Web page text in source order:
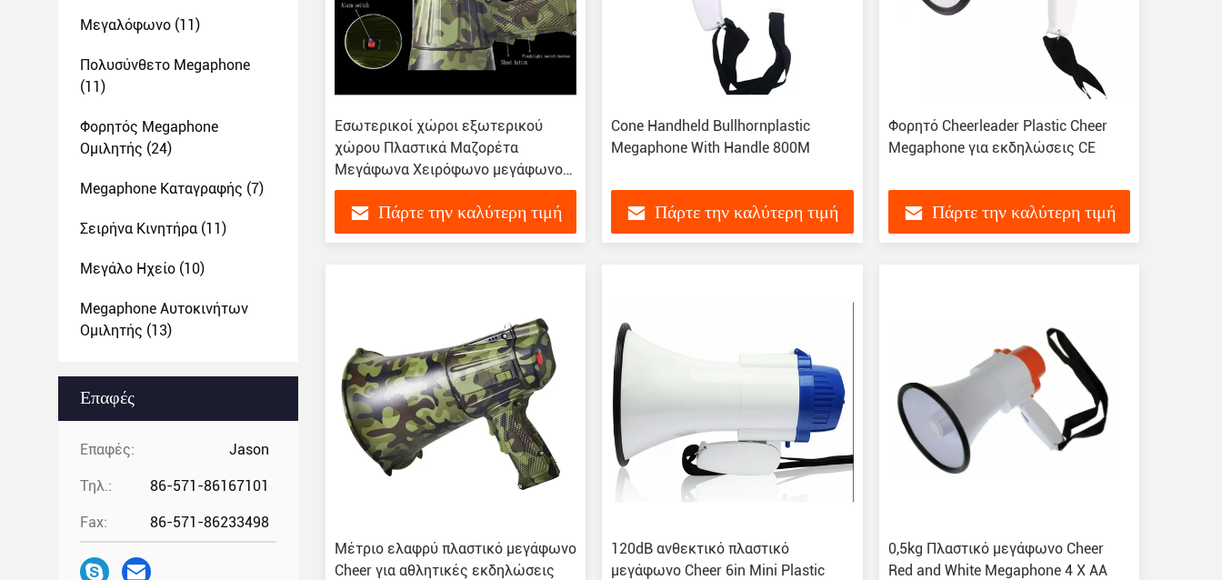
Μεγαλόφωνο (11)
Πολυσύνθετο Megaphone
(11)
Φορητός Megaphone
Ομιλητής (24)
Megaphone Καταγραφής (7)
Σειρήνα Κινητήρα (11)
Μεγάλο Ηχείο (10)
Megaphone Αυτοκινήτων
Ομιλητής (13)
Επαφές
Επαφές: Jason
Τηλ.: 86-571-86167101
Fax: 86-571-86233498
Εσωτερικοί χώροι εξωτερικού
χώρου Πλαστικά Μαζορέτα
Μεγάφωνα Χειρόφωνο μεγάφωνο
Bullhorn Clarity Voice
Πάρτε την καλύτερη τιμή
Cone Handheld Bullhornplastic
Megaphone With Handle 800M
Πάρτε την καλύτερη τιμή
Φορητό Cheerleader Plastic Cheer
Megaphone για εκδηλώσεις CE
Πάρτε την καλύτερη τιμή
Μέτριο ελαφρύ πλαστικό μεγάφωνο
Cheer για αθλητικές εκδηλώσεις
120dB ανθεκτικό πλαστικό
μεγάφωνο Cheer 6in Mini Plastic
0,5kg Πλαστικό μεγάφωνο Cheer
Red and White Megaphone 4 X AA